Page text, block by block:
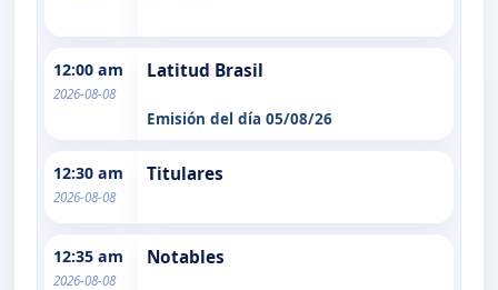
12:00 am
2026-08-08
Latitud Brasil
Emisión del día 05/08/26
12:30 am
2026-08-08
Titulares
12:35 am
2026-08-08
Notables